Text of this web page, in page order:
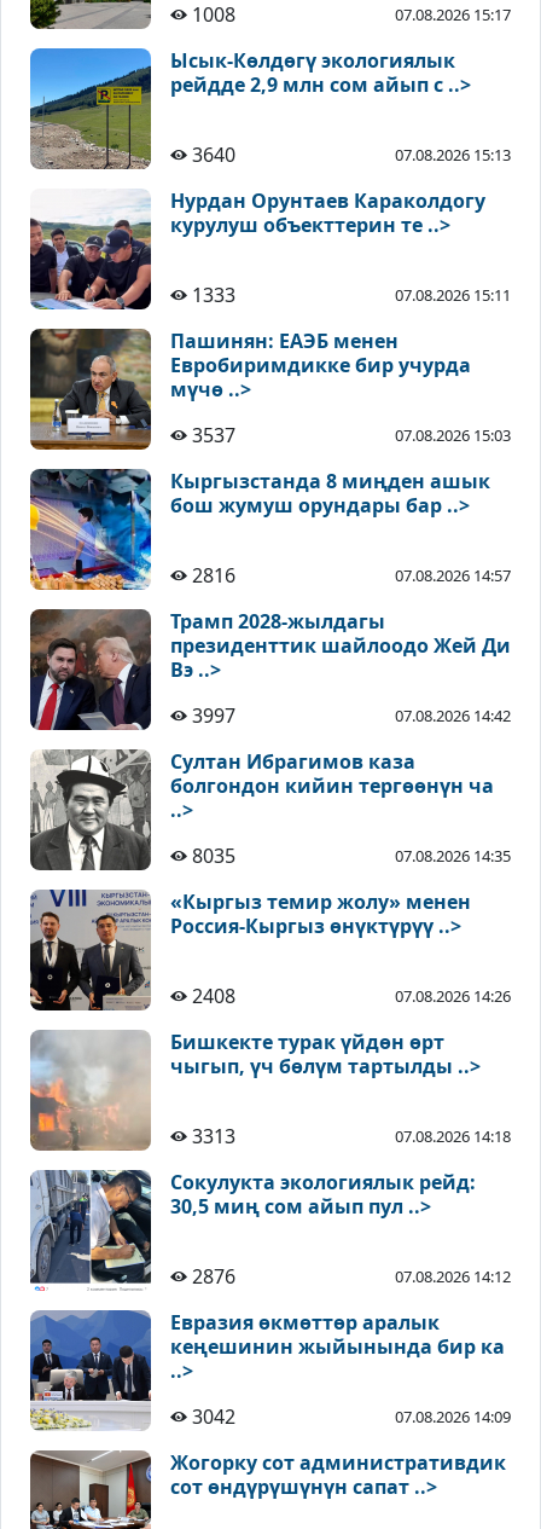
1008
07.08.2026 15:17
Ысык-Көлдөгү экологиялык
рейдде 2,9 млн сом айып с ..>
3640 07.08.2026 15:13
Нурдан Орунтаев Караколдогу
курулуш объекттерин те ..>
1333 07.08.2026 15:11
Пашинян: ЕАЭБ менен
Евробиримдикке бир учурда
мүчө ..>
3537
07.08.2026 15:03
Кыргызстанда 8 миңден ашык
бош жумуш орундары бар ..>
2816 07.08.2026 14:57
Трамп 2028-жылдагы
президенттик шайлоодо Жей Ди
Вэ ..>
3997
07.08.2026 14:42
Султан Ибрагимов каза
болгондон кийин тергөөнүн ча
..>
8035
07.08.2026 14:35
«Кыргыз темир жолу» менен
Россия-Кыргыз өнүктүрүү ..>
2408 07.08.2026 14:26
Бишкекте турак үйдөн өрт
чыгып, үч бөлүм тартылды ..>
3313 07.08.2026 14:18
Сокулукта экологиялык рейд:
30,5 миң сом айып пул ..>
2876 07.08.2026 14:12
Евразия өкмөттөр аралык
кеңешинин жыйынында бир ка
..>
3042
07.08.2026 14:09
Жогорку сот административдик
сот өндүрүшүнүн сапат ..>